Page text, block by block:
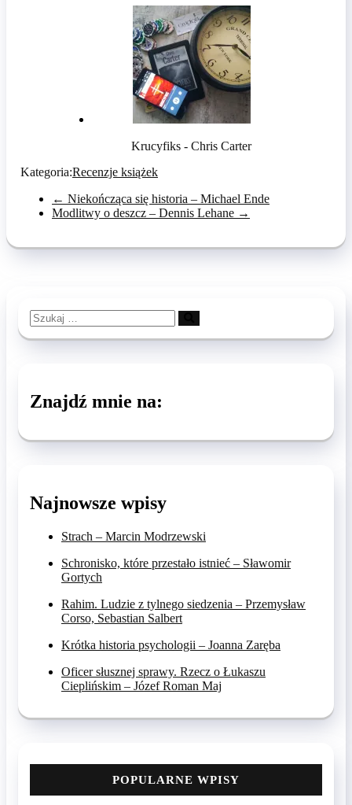
Krucyfiks - Chris Carter
Kategoria:Recenzje książek
← Niekończąca się historia – Michael Ende
Modlitwy o deszcz – Dennis Lehane →
Szukaj
…
Znajdź mnie na:
Najnowsze wpisy
Strach – Marcin Modrzewski
Schronisko, które przestało istnieć – Sławomir
Gortych
Rahim. Ludzie z tylnego siedzenia – Przemysław
Corso, Sebastian Salbert
Krótka historia psychologii – Joanna Zaręba
Oficer słusznej sprawy. Rzecz o Łukaszu
Cieplińskim – Józef Roman Maj
POPULARNE WPISY